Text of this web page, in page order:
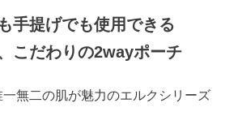
手提げでも使用できる
こだわりの2wayポーチ
無二の肌が魅力のエルクシリーズ